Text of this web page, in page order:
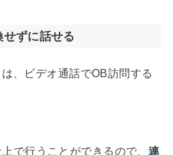
ずに話せる
、ビデオ通話でOB訪問する
で行うことができるので、 連